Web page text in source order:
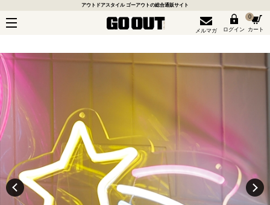
アウトドアスタイル ゴーアウトの総合通販サイト
メルマガ ログイン
0
カート